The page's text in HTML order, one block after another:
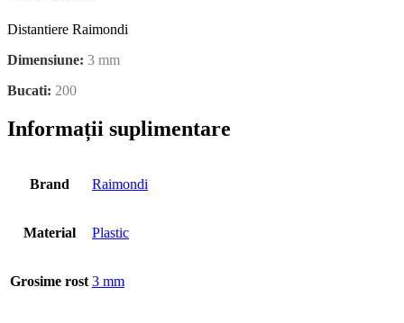
Distantiere Raimondi
Dimensiune: 3 mm
Bucati: 200
Informații suplimentare
Brand Raimondi
Material Plastic
Grosime rost 3 mm